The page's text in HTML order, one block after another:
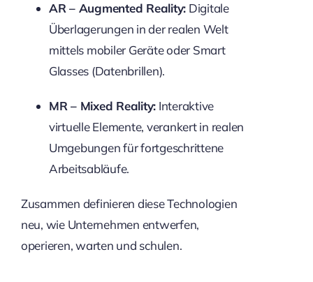
AR – Augmented Reality: Digitale
Überlagerungen in der realen Welt
mittels mobiler Geräte oder Smart
Glasses (Datenbrillen).
MR – Mixed Reality: Interaktive
virtuelle Elemente, verankert in realen
Umgebungen für fortgeschrittene
Arbeitsabläufe.
Zusammen definieren diese Technologien
neu, wie Unternehmen entwerfen,
operieren, warten und schulen.